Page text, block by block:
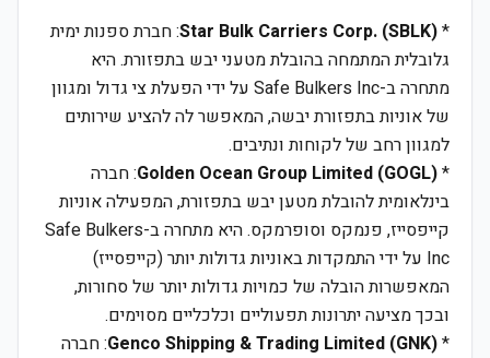
*
Star Bulk Carriers Corp. (SBLK): חברת ספנות ימית
גלובלית המתמחה בהובלת מטעני יבש בתפזורת. היא
מתחרה ב-Safe Bulkers Inc על ידי הפעלת צי גדול ומגוון
של אוניות בתפזורת יבשה, המאפשר לה להציע שירותים
למגוון רחב של לקוחות ונתיבים.
*
Golden Ocean Group Limited (GOGL): חברה
בינלאומית להובלת מטען יבש בתפזורת, המפעילה אוניות
קייפסייז, פנמקס וסופרמקס. היא מתחרה ב-Safe Bulkers
Inc על ידי התמקדות באוניות גדולות יותר (קייפסייז)
המאפשרות הובלה של כמויות גדולות יותר של סחורות,
ובכך מציעה יתרונות תפעוליים וכלכליים מסוימים.
*
Genco Shipping & Trading Limited (GNK): חברה